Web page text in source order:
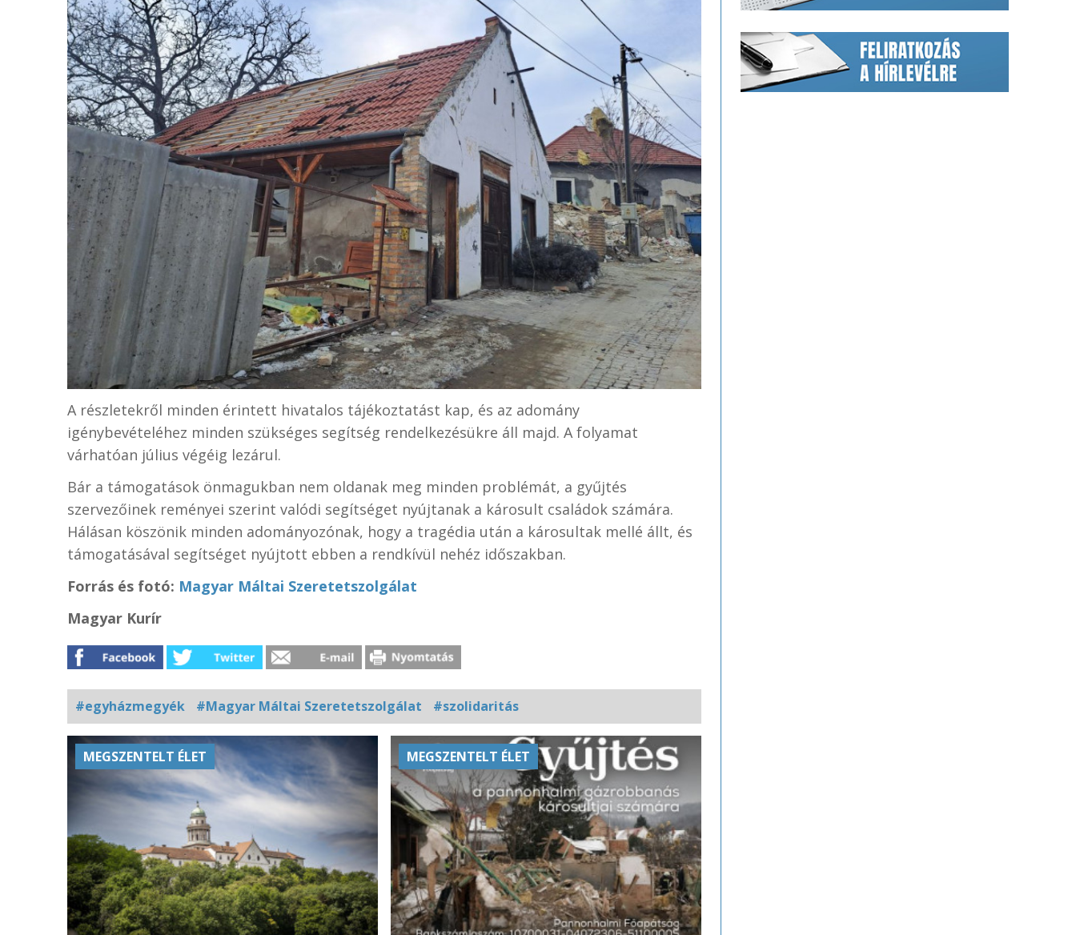
A részletekről minden érintett hivatalos tájékoztatást kap, és az adomány
igénybevételéhez minden szükséges segítség rendelkezésükre áll majd. A folyamat
várhatóan július végéig lezárul.
Bár a támogatások önmagukban nem oldanak meg minden problémát, a gyűjtés
szervezőinek reményei szerint valódi segítséget nyújtanak a károsult családok számára.
Hálásan köszönik minden adományozónak, hogy a tragédia után a károsultak mellé állt, és
támogatásával segítséget nyújtott ebben a rendkívül nehéz időszakban.
Forrás és fotó: Magyar Máltai Szeretetszolgálat
Magyar Kurír
#egyházmegyék #Magyar Máltai Szeretetszolgálat #szolidaritás
Kapcsolódó
fotógaléria
MEGSZENTELT ÉLET MEGSZENTELT ÉLET